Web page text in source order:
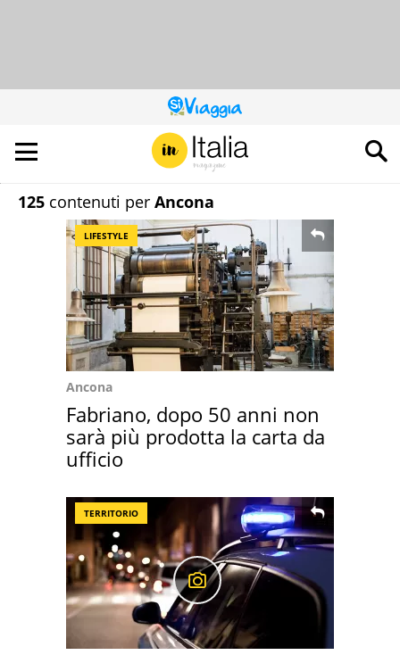
QUESTO
SITO
CONTRIBUISCE
ALL’AUDIENCE
DI
125 contenuti per Ancona
LIFESTYLE
Ancona
Fabriano, dopo 50 anni non
sarà più prodotta la carta da
ufficio
TERRITORIO